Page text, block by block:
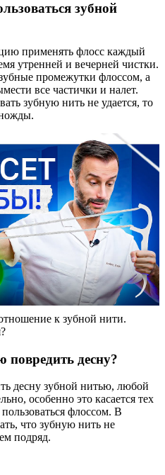
зубной
применять флосс каждый
утренней и вечерней чистки.
промежутки флоссом, а
все частички и налет.
зубную нить не удается, то
к зубной нити.
десну?
десну зубной нитью, любой
особенно это касается тех
флоссом. В
что зубную нить не
подряд.